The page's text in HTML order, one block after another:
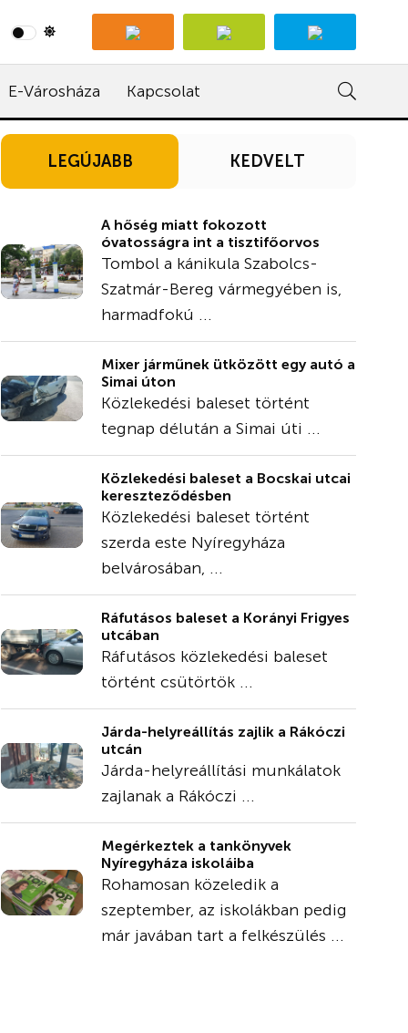
E-Városháza Kapcsolat
LEGÚJABB KEDVELT
A hőség miatt fokozott
óvatosságra int a tisztifőorvos
Tombol a kánikula Szabolcs-
Szatmár-Bereg vármegyében is,
harmadfokú ...
Mixer járműnek ütközött egy autó a
Simai úton
Közlekedési baleset történt
tegnap délután a Simai úti ...
Közlekedési baleset a Bocskai utcai
kereszteződésben
Közlekedési baleset történt
szerda este Nyíregyháza
belvárosában, ...
Ráfutásos baleset a Korányi Frigyes
utcában
Ráfutásos közlekedési baleset
történt csütörtök ...
Járda-helyreállítás zajlik a Rákóczi
utcán
Járda-helyreállítási munkálatok
zajlanak a Rákóczi ...
Megérkeztek a tankönyvek
Nyíregyháza iskoláiba
Rohamosan közeledik a
szeptember, az iskolákban pedig
már javában tart a felkészülés ...